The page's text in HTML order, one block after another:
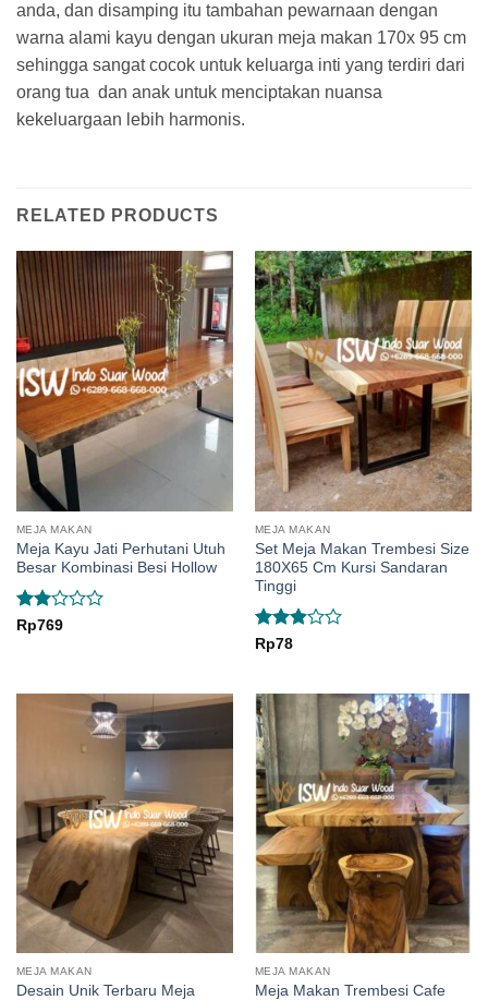
anda, dan disamping itu tambahan pewarnaan dengan
warna alami kayu dengan ukuran meja makan 170x 95 cm
sehingga sangat cocok untuk keluarga inti yang terdiri dari
orang tua dan anak untuk menciptakan nuansa
kekeluargaan lebih harmonis.
RELATED PRODUCTS
MEJA MAKAN
Meja Kayu Jati Perhutani Utuh
Besar Kombinasi Besi Hollow
Rated
Rp769
MEJA MAKAN
Set Meja Makan Trembesi Size
180X65 Cm Kursi Sandaran
Tinggi
Rated
5
Rp78
MEJA MAKAN
Desain Unik Terbaru Meja
MEJA MAKAN
Meja Makan Trembesi Cafe